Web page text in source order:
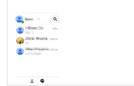
ส่วน
ขยาย
สามารถ
เข้า